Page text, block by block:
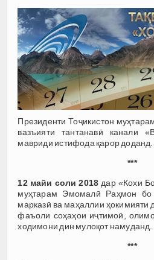
Президенти Тоҷикистон
вазъияти тантанавӣ канали
мавриди истифода қарор доданд.
***
12 майи соли 2018 дар «Кохи
муҳтарам Эмомалӣ Раҳмон бо
марказӣ ва маҳаллии ҳокимияти
фаъоли соҳаҳои иҷтимоӣ,
ходимони дин мулоқот намуданд.
***